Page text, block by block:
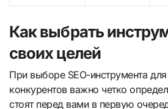
Как выбрать
своих целей
При выборе SEO-инструмента для
конкурентов важно четко
стоят перед вами в первую